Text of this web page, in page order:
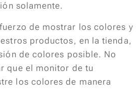
solamente.
de mostrar los colores y
productos, en la tienda,
de colores posible. No
que el monitor de tu
los colores de manera